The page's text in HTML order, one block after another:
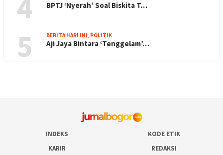
4 BPTJ ‘Nyerah’ Soal Biskita T…
5 BERITA HARI INI POLITIK
Aji Jaya Bintara ‘Tenggelam’…
INDEKS
KODE ETIK
KARIR
REDAKSI